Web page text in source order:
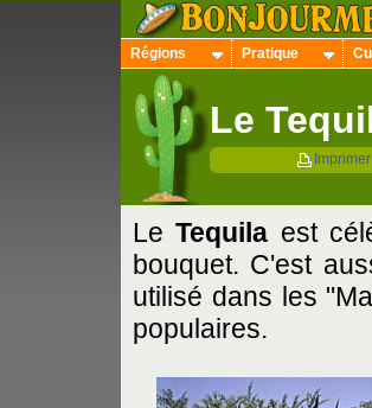
Régions Pratique
Le
Imprimer
LeTequila est
bouquet. C'est
utilisé dans les
populaires.